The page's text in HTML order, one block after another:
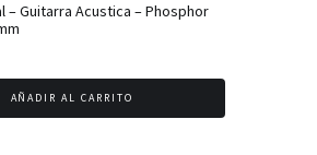
– Guitarra Acustica – Phosphor
AÑADIR AL CARRITO